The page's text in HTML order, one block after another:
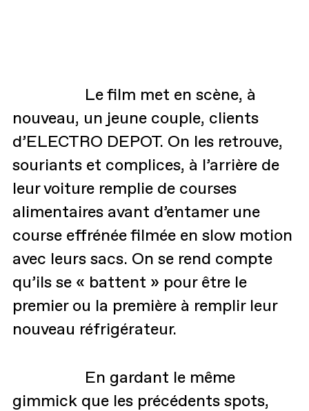
Le film met en scène, à
nouveau, un jeune couple, clients
d’ELECTRO DEPOT. On les retrouve,
souriants et complices, à l’arrière de
leur voiture remplie de courses
alimentaires avant d’entamer une
course effrénée filmée en slow motion
avec leurs sacs. On se rend compte
qu’ils se « battent » pour être le
premier ou la première à remplir leur
nouveau réfrigérateur.
En gardant le même
gimmick que les précédents spots,